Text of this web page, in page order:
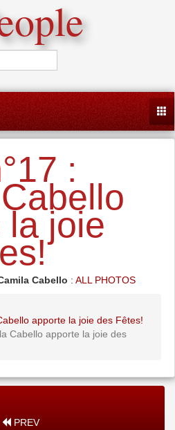
:
la joie
Cabello : ALL PHOTOS
apporte la joie des Fêtes!
Cabello apporte la joie des
PREV